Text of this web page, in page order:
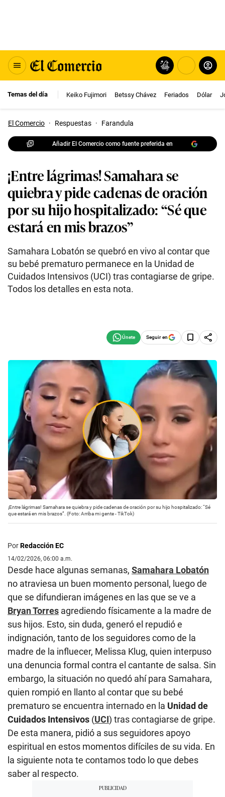
Temas del día Keiko Fujimori Betssy Chávez Feriados Dólar
El Comercio · Respuestas · Farandula
Añadir El Comercio como fuente preferida en
¡Entre lágrimas! Samahara se
quiebra y pide cadenas de oración
por su hijo hospitalizado: “Sé que
estará en mis brazos”
Samahara Lobatón se quebró en vivo al contar que
su bebé prematuro permanece en la Unidad de
Cuidados Intensivos (UCI) tras contagiarse de gripe.
Todos los detalles en esta nota.
Seguir en
¡Entre lágrimas! Samahara se quiebra y pide cadenas de oración por su hijo hospitalizado: “Sé
que estará en mis brazos”. (Foto: Arriba mi gente - TikTok)
PorRedacción EC
14/02/2026, 06:00 a.m.
Desde hace algunas semanas, Samahara Lobatón
no atraviesa un buen momento personal, luego de
que se difundieran imágenes en las que se ve a
Bryan Torres agrediendo físicamente a la madre de
sus hijos. Esto, sin duda, generó el repudió e
indignación, tanto de los seguidores como de la
madre de la influecer, Melissa Klug, quien interpuso
una denuncia formal contra el cantante de salsa. Sin
embargo, la situación no quedó ahí para Samahara,
quien rompió en llanto al contar que su bebé
prematuro se encuentra internado en la Unidad de
Cuidados Intensivos (UCI) tras contagiarse de gripe.
De esta manera, pidió a sus seguidores apoyo
espiritual en estos momentos difíciles de su vida. En
la siguiente nota te contamos todo lo que debes
saber al respecto.